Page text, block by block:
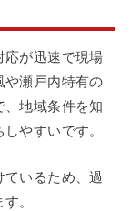
応が迅速で現場
や瀬戸内特有の
地域条件を知
やすいです。
いるため、過
。